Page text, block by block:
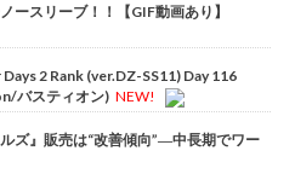
スリーブ！！【GIF動画あり】
2 Rank (ver.DZ-SS11) Day 116
バスティオン) NEW!
ズ』販売は“改善傾向”―中長期でワー